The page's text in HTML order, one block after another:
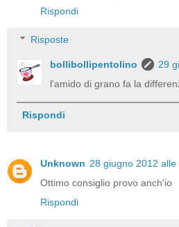
Rispondi
Risposte
bollibollipentolino
29
l'amido di grano fa la
Rispondi
Unknown 28 giugno 2012
Ottimo consiglio provo anch'io
Rispondi